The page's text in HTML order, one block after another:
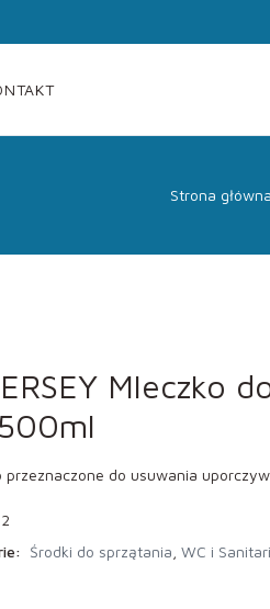
Strona główna
Mleczko
przeznaczone do usuwania
Środki do sprzątania WC i